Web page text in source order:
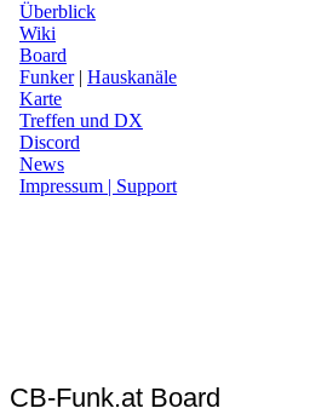
Überblick
Wiki
Board
Funker| Hauskanäle
Karte
Treffen und DX
Discord
News
Impressum | Support
CB-Funk.at Board